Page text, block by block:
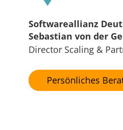
Softwareallianz
Sebastian von der
Director Scaling &
Persönliches